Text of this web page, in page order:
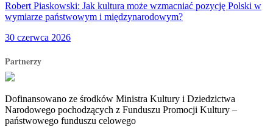
Robert Piaskowski: Jak kultura może wzmacniać pozycję Polski w
wymiarze państwowym i międzynarodowym?
30 czerwca 2026
Partnerzy
Dofinansowano ze środków Ministra Kultury i Dziedzictwa
Narodowego pochodzących z Funduszu Promocji Kultury –
państwowego funduszu celowego